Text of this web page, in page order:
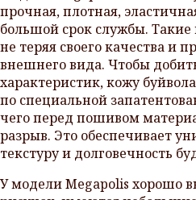
прочная, плотная,
большой срок службы. Такие
не теряя своего качества и
внешнего вида. Чтобы
характеристик, кожу
по специальной
чего перед пошивом
разрыв. Это обеспечивает
текстуру и долговечность
У модели Megapolis хорошо